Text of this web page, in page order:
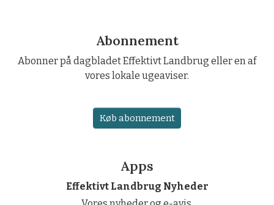
Abonnement
Abonner på dagbladet Effektivt Landbrug eller en af
vores lokale ugeaviser.
Køb abonnement
Apps
Effektivt Landbrug Nyheder